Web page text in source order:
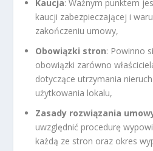
Kaucja: Ważnym punktem
kaucji zabezpieczającej i
zakończeniu umowy,
Obowiązki stron: Powinno
obowiązki zarówno
dotyczące utrzymania
użytkowania lokalu,
Zasady rozwiązania
uwzględnić procedurę
każdą ze stron oraz okres